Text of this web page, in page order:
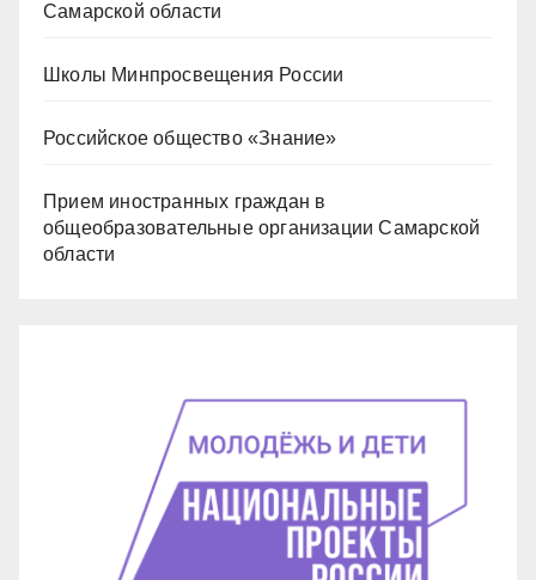
Самарской области
Школы Минпросвещения России
Российское общество «Знание»
Прием иностранных граждан в
общеобразовательные организации Самарской
области